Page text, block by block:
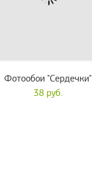
Фотообои "Сердечки"
38 руб.